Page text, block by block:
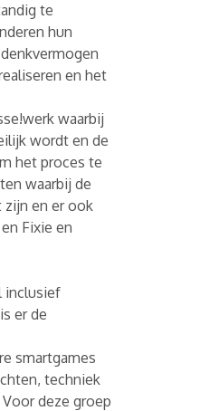
te
hun
en het
waarbij
wordt en de
het proces te
waarbij de
zijn en er ook
Fixie en
inclusief
er de
smartgames
techniek
deze groep